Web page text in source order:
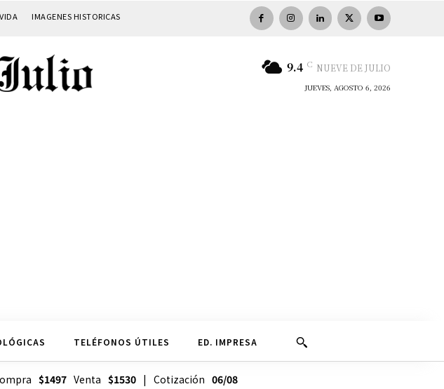
IMAGENES HISTORICAS
9.4 C NUEVE DE JULIO
JUEVES, AGOSTO 6, 2026
TELÉFONOS ÚTILES ED. IMPRESA
$1497Venta $1530| Cotización 06/08